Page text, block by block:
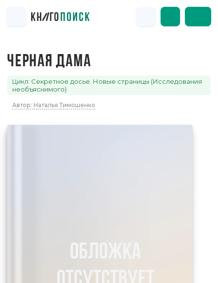
ЧЕРНАЯ ДАМА
Цикл: Секретное досье. Новые страницы (Исследования
необъяснимого)
Автор: Наталья Тимошенко